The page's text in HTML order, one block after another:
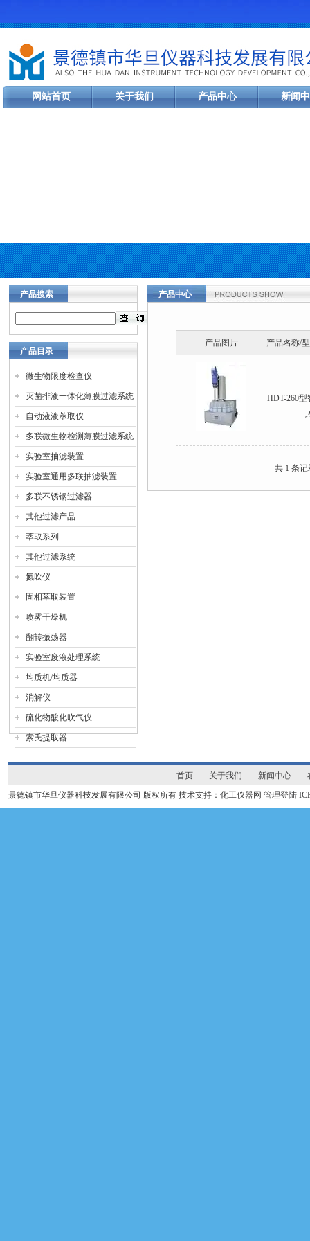
网站首页 关于我们 产品中心 新闻
产品搜索
产品目录
微生物限度检查仪
灭菌排液一体化薄膜过滤系统
自动液液萃取仪
多联微生物检测薄膜过滤系统
实验室抽滤装置
实验室通用多联抽滤装置
多联不锈钢过滤器
其他过滤产品
萃取系列
其他过滤系统
氮吹仪
固相萃取装置
喷雾干燥机
翻转振荡器
实验室废液处理系统
均质机/均质器
消解仪
硫化物酸化吹气仪
索氏提取器
产品中心
产品图片 产品名称/
HDT-260
共 1 条
首页 关于我们 新闻中心
景德镇市华旦仪器科技发展有限公司 版权所有 技术支持：化工仪器网 管理登陆